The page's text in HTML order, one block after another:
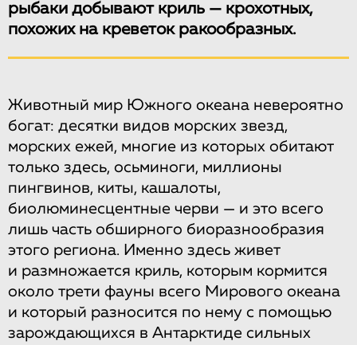
рыбаки добывают криль — крохотных,
похожих на креветок ракообразных.
Животный мир Южного океана невероятно
богат: десятки видов морских звезд,
морских ежей, многие из которых обитают
только здесь, осьминоги, миллионы
пингвинов, киты, кашалоты,
биолюминесцентные черви — и это всего
лишь часть обширного биоразнообразия
этого региона. Именно здесь живет
и размножается криль, которым кормится
около трети фауны всего Мирового океана
и который разносится по нему с помощью
зарождающихся в Антарктиде сильных